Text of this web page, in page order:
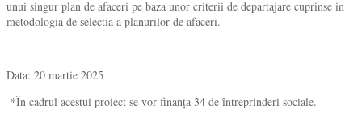
unui singur plan de afaceri pe baza unor criterii de departajare cuprinse in
metodologia de selectia a planurilor de afaceri.
Data: 20 martie 2025
*În cadrul acestui proiect se vor finanța 34 de întreprinderi sociale.